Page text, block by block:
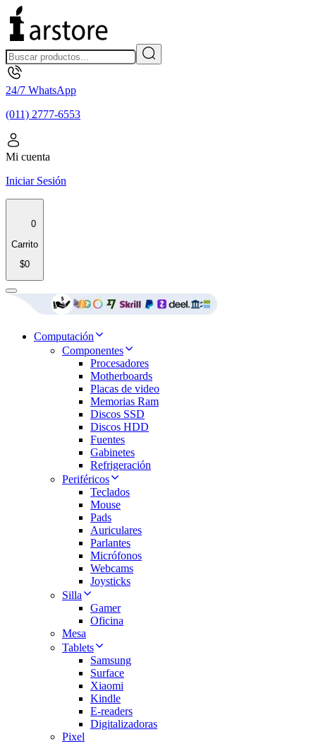
24/7 WhatsApp
(011) 2777-6553
Mi cuenta
Iniciar Sesión
0
Carrito
$0
Computación
Componentes
Procesadores
Motherboards
Placas de video
Memorias Ram
Discos SSD
Discos HDD
Fuentes
Gabinetes
Refrigeración
Periféricos
Teclados
Mouse
Pads
Auriculares
Parlantes
Micrófonos
Webcams
Joysticks
Silla
Gamer
Oficina
Mesa
Tablets
Samsung
Surface
Xiaomi
Kindle
E-readers
Digitalizadoras
Pixel